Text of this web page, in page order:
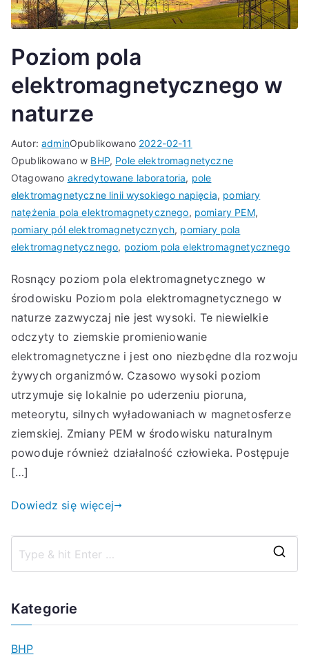
Poziom pola
elektromagnetycznego w
naturze
Autor:adminOpublikowano 2022-02-11
Opublikowano w BHP, Pole elektromagnetyczne
Otagowano akredytowane laboratoria, pole
elektromagnetyczne linii wysokiego napięcia, pomiary
natężenia pola elektromagnetycznego, pomiary PEM,
pomiary pól elektromagnetycznych, pomiary pola
elektromagnetycznego, poziom pola elektromagnetycznego
Rosnący poziom pola elektromagnetycznego w
środowisku Poziom pola elektromagnetycznego w
naturze zazwyczaj nie jest wysoki. Te niewielkie
odczyty to ziemskie promieniowanie
elektromagnetyczne i jest ono niezbędne dla rozwoju
żywych organizmów. Czasowo wysoki poziom
utrzymuje się lokalnie po uderzeniu pioruna,
meteorytu, silnych wyładowaniach w magnetosferze
ziemskiej. Zmiany PEM w środowisku naturalnym
powoduje również działalność człowieka. Postępuje
[…]
Dowiedz się więcej
Kategorie
BHP